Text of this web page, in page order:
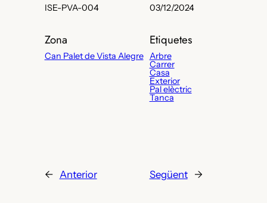
ISE-PVA-004
Zona
Can Palet de Vista Alegre
03/12/2024
Etiquetes
Arbre
Carrer
Casa
Exterior
Pal elèctric
Tanca
← Anterior Següent →